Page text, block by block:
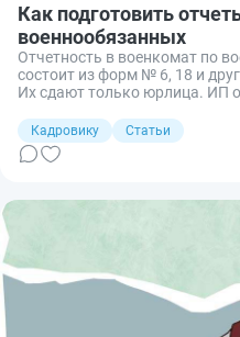
Как подготовить
военнообязанных
Отчетность в военкомат по
состоит из форм № 6, 18 и
Их сдают только юрлица. ИП
Кадровику
Статьи